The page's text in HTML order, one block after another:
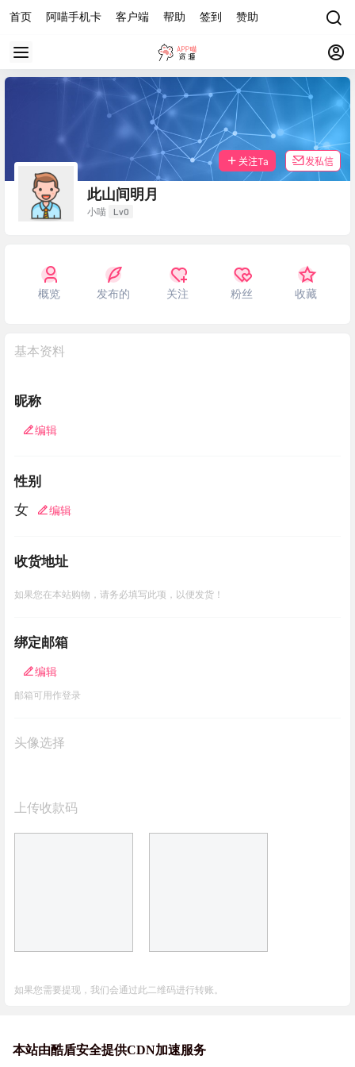
首页 阿喵手机卡 客户端 帮助 签到 赞助
此山间明月
小喵 Lv0
关注Ta 发私信
概览 发布的 关注 粉丝 收藏
基本资料
昵称
编辑
性别
女 编辑
收货地址
如果您在本站购物，请务必填写此项，以便发货！
绑定邮箱
编辑
邮箱可用作登录
头像选择
上传收款码
如果您需要提现，我们会通过此二维码进行转账。
本站由酷盾安全提供CDN加速服务